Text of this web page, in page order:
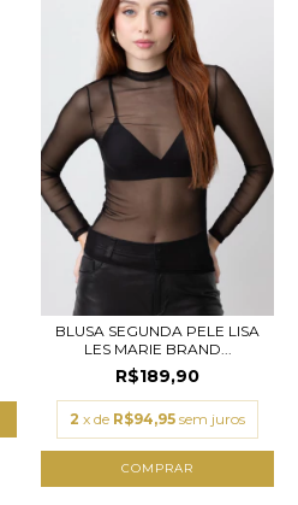
BLUSA SEGUNDA PELE LISA
LES MARIE BRAND...
R$189,90
2 x de R$94,95 sem juros
COMPRAR